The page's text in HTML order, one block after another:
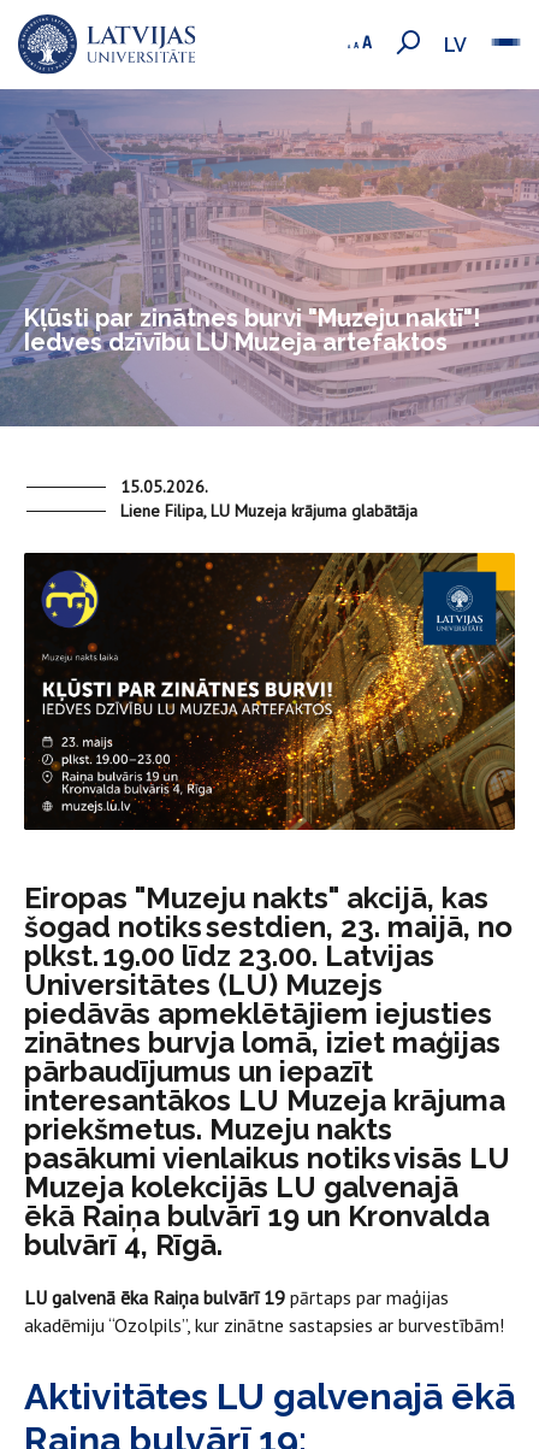
LV
Kļūsti par zinātnes burvi "Muzeju naktī"!
Iedves dzīvību LU Muzeja artefaktos
15.05.2026.
Liene Filipa, LU Muzeja krājuma glabātāja
Eiropas "Muzeju nakts" akcijā, kas
šogad notiks sestdien, 23. maijā, no
plkst. 19.00 līdz 23.00. Latvijas
Universitātes (LU) Muzejs
piedāvās apmeklētājiem iejusties
zinātnes burvja lomā, iziet maģijas
pārbaudījumus un iepazīt
interesantākos LU Muzeja krājuma
priekšmetus. Muzeju nakts
pasākumi vienlaikus notiks visās LU
Muzeja kolekcijās LU galvenajā
ēkā Raiņa bulvārī 19 un Kronvalda
bulvārī 4, Rīgā.
LU galvenā ēka Raiņa bulvārī 19 pārtaps par maģijas
akadēmiju “Ozolpils”, kur zinātne sastapsies ar burvestībām!
Aktivitātes LU galvenajā ēkā
Raiņa bulvārī 19: